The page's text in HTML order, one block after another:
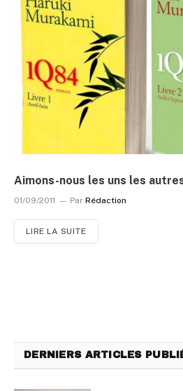
Aimons-nous les uns les
01/09/2011 Par Rédaction
LIRE LA SUITE
DERNIERS ARTICLES